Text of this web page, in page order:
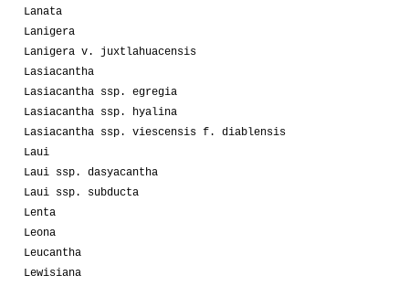
Lanata
Lanigera
Lanigera v. juxtlahuacensis
Lasiacantha
Lasiacantha ssp. egregia
Lasiacantha ssp. hyalina
Lasiacantha ssp. viescensis f. diablensis
Laui
Laui ssp. dasyacantha
Laui ssp. subducta
Lenta
Leona
Leucantha
Lewisiana